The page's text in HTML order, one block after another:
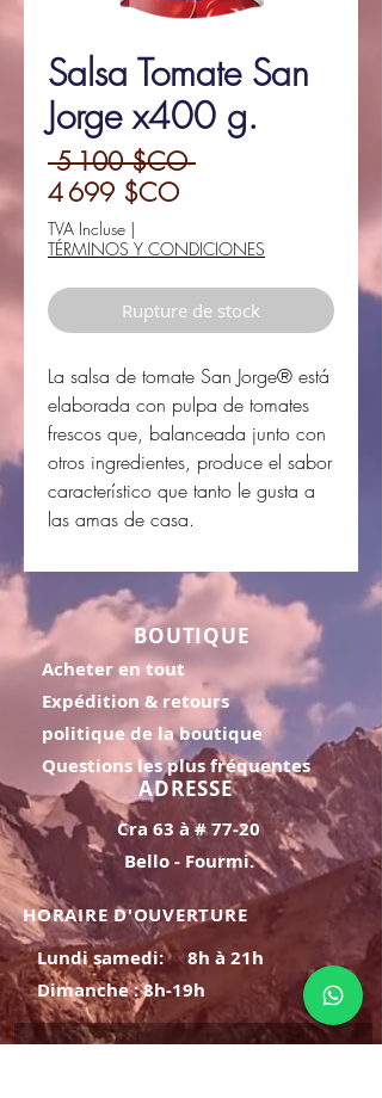
Salsa Tomate San
Jorge x400 g.
5 100 $CO Prix
4 699 $COPrix
TVA Incluse |
TÉRMINOS Y CONDICIONES
Rupture de stock
La salsa de tomate San Jorge® está
elaborada con pulpa de tomates
frescos que, balanceada junto con
otros ingredientes, produce el sabor
característico que tanto le gusta a
las amas de casa.
BOUTIQUE
Acheter en tout
Expédition & retours
politique de la boutique
Questions les plus fréquentes
ADRESSE
Cra 63 à # 77-20
Bello - Fourmi.
HORAIRE D'OUVERTURE
Lundi samedi:
8h à 21h
Dimanche : 8h-19h